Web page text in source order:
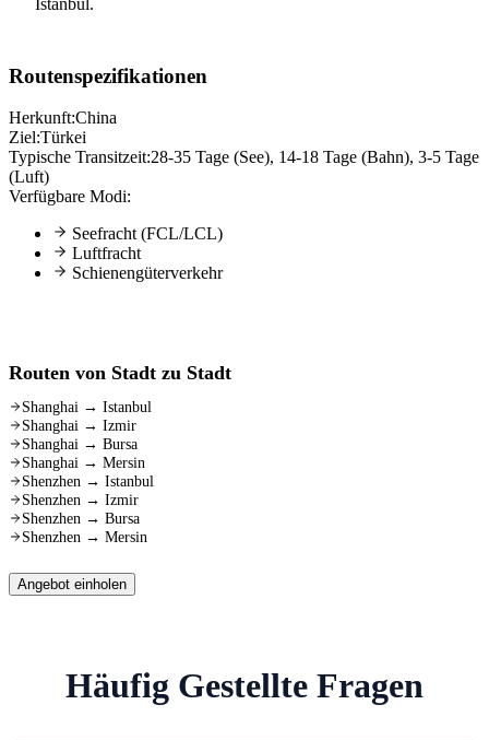
Istanbul.
Routenspezifikationen
Herkunft:China
Ziel:Türkei
Typische Transitzeit:28-35 Tage (See), 14-18 Tage (Bahn), 3-5 Tage
(Luft)
Verfügbare Modi:
Seefracht (FCL/LCL)
Luftfracht
Schienengüterverkehr
Routen von Stadt zu Stadt
Shanghai → Istanbul
Shanghai → Izmir
Shanghai → Bursa
Shanghai → Mersin
Shenzhen → Istanbul
Shenzhen → Izmir
Shenzhen → Bursa
Shenzhen → Mersin
Angebot einholen
Häufig Gestellte Fragen